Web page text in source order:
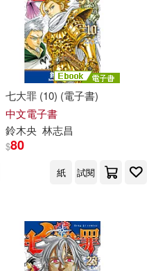
七大罪 (10) (電子書)
中文電子書
鈴木央 林志昌
$80
紙 試閱